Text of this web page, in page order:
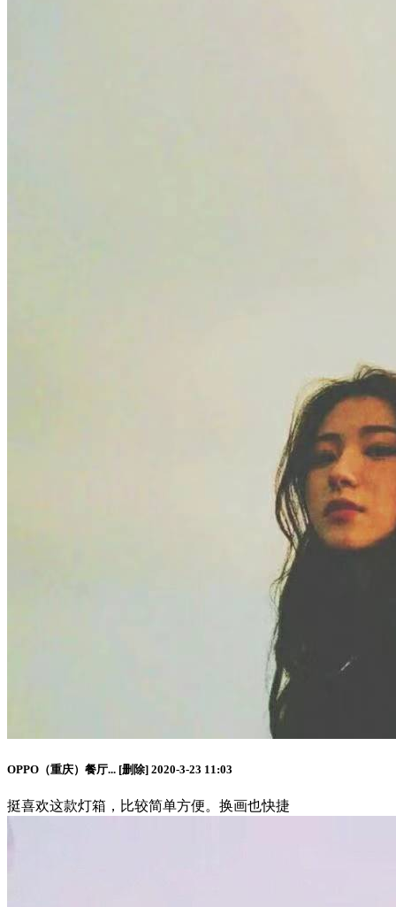
OPPO（重庆）餐厅... [删除] 2020-3-23 11:03
挺喜欢这款灯箱，比较简单方便。换画也快捷